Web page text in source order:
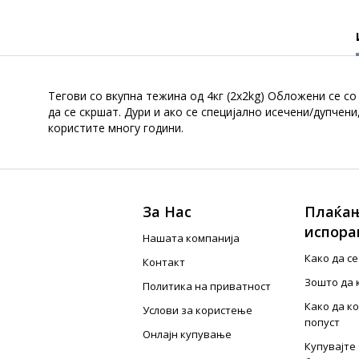
Tегови со вкупна тежина од 4кг (2x2kg) Oбложени се
да се скршат. Дури и ако се специјално исечени/
користите многу години.
За Нас
Нашата компанија
Контакт
Политика на приватност
Услови за користење
Онлајн купување
Како да
Зошто да
Како да
попуст